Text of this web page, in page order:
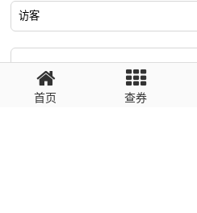
回复需填写必要信息
首页 查券